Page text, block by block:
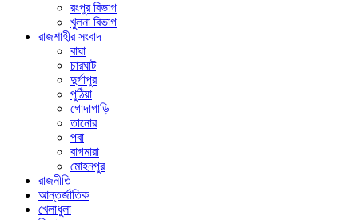
রংপুর বিভাগ
খুলনা বিভাগ
রাজশাহীর সংবাদ
বাঘা
চারঘাট
দুর্গাপুর
পুঠিয়া
গোদাগাড়ি
তানোর
পবা
বাগমারা
মোহনপুর
রাজনীতি
আন্তর্জাতিক
খেলাধুলা